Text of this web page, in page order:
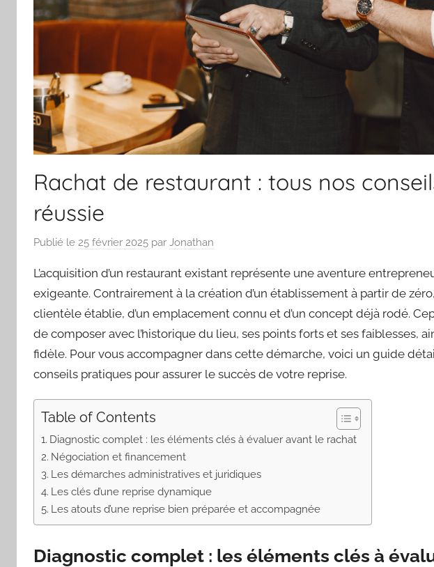
Rachat de restaurant : tous nos
réussie
Publié le 25 février 2025 par Jonathan
L’acquisition d’un restaurant existant représente une aventure
exigeante. Contrairement à la création d’un établissement à partir de
clientèle établie, d’un emplacement connu et d’un concept déjà rodé.
de composer avec l’historique du lieu, ses points forts et ses faiblesses,
fidèle. Pour vous accompagner dans cette démarche, voici un guide
conseils pratiques pour assurer le succès de votre reprise.
Table of Contents
Diagnostic complet : les éléments clés à évaluer avant le rachat
Négociation et financement
Les démarches administratives et juridiques
Les clés d’une reprise dynamique
Les atouts d’une reprise bien préparée et accompagnée
Diagnostic complet : les éléments clés à